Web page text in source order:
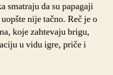
smatraju da su papagaji
nije tačno. Reč je o
koje zahtevaju brigu,
u vidu igre, priče i